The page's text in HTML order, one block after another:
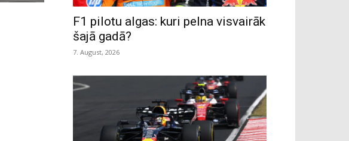
F1 pilotu algas: kuri pelna visvairāk
šajā gadā?
7. August, 2026